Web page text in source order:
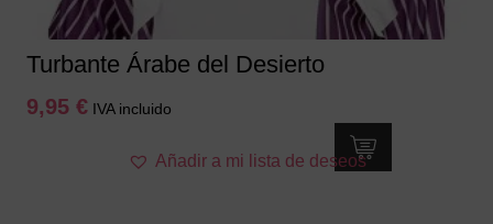
Turbante Árabe del Desierto
9,95 € IVA incluido
Añadir a mi lista de deseos